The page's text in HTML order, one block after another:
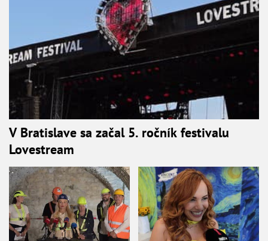
V Bratislave sa začal 5. ročník festivalu
Lovestream